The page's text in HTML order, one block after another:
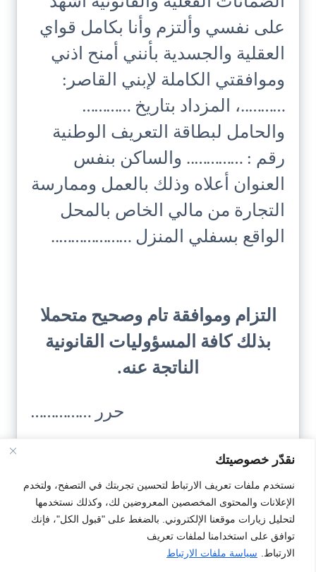
نقدّر خصوصيتك
نستخدم ملفات تعريف الارتباط لتحسين تجربتك في التصفح، ولتخدم
الإعلانات والمحتوى المخصصين المعروضين لك، وكذلك نستخدمها
لتحليل زيارات موقعنا الإلكتروني. بالضغط على "قبول الكل"، فإنك
توافق على استخدامنا لملفات تعريف
الارتباط.
سياسة ملفات الارتباط
على نفسي وألتزم وأنا بكامل قواي
العقلية والجسدية بأنني أمنح اذني
وموافقتي الكاملة لإبني القاصر:
………..، المزداد بتاريخ …………
والحامل لبطاقة التعريف الوطنية
رقم : ………….. والساكن بنفس
العنوان أعلاه وذلك بالعمل وممارسة
التجارة من مالي الخاص بالمحل
الواقع بسفلي المنزل ………………..
التزام وموافقة تام وصحيح متحملا
بذلك كافة المسؤوليات القانونية
الناتجة عنه.
حرر ……………
تحميل النمودج
#محل التجاري #موافقات